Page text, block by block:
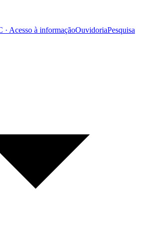
· Acesso à informaçãoOuvidoriaPesquisa